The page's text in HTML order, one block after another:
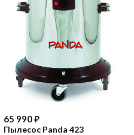
65 990₽
Пылесос Panda 423